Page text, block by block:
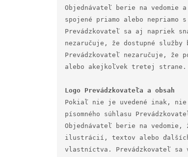
Objednávateľ berie na vedomie
spojené priamo alebo nepriamo
Prevádzkovateľ sa aj napriek
nezaručuje, že dostupné služby
Prevádzkovateľ nezaručuje, že
alebo akejkoľvek tretej strane.
Pokiaľ nie je uvedené inak, nie
písomného súhlasu
Objednávateľ berie na
ilustrácií, textov alebo ďalších
vlastníctva. Prevádzkovateľ sa